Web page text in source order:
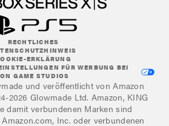
RECHTLICHES
ERKLÄRUNG
FÜR WERBUNG BEI
GAME STUDIOS
und veröffentlicht von Amazon
2026 Glowmade Ltd. Amazon, KING
damit verbundenen Marken sind
Inc. oder verbundenen